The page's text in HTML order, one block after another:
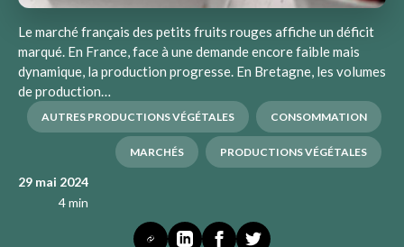
Le marché français des petits fruits rouges affiche un déficit
marqué. En France, face à une demande encore faible mais
dynamique, la production progresse. En Bretagne, les volumes
de production…
AUTRES PRODUCTIONS VÉGÉTALES CONSOMMATION
MARCHÉS PRODUCTIONS VÉGÉTALES
29 mai 2024
4 min